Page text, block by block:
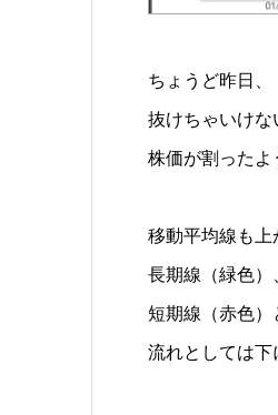
ちょうど昨日、
抜けちゃいけ
株価が割ったよ
移動平均線も上
長期線（緑色）
短期線（赤色）
流れとしては下